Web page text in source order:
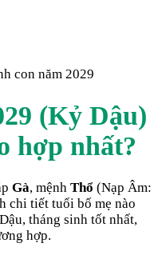
con năm 2029
(Kỷ Dậu)
hợp nhất?
Gà, mệnh Thổ (Nạp Âm:
chi tiết tuổi bố mẹ nào
, tháng sinh tốt nhất,
hợp.